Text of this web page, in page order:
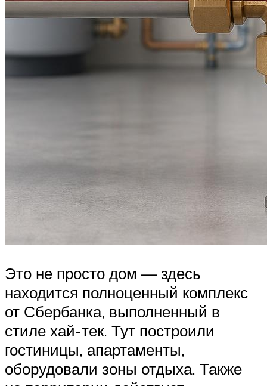
Это не просто дом — здесь
находится полноценный комплекс
от Сбербанка, выполненный в
стиле хай-тек. Тут построили
гостиницы, апартаменты,
оборудовали зоны отдыха. Также